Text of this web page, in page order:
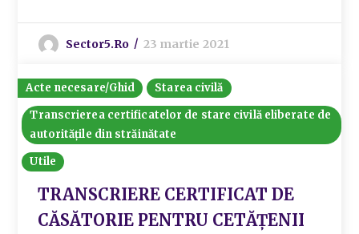
Sector5.ro 23 martie 2021
Acte necesare/Ghid
Starea civilă
Transcrierea certificatelor de stare civilă eliberate de
autoritățile din străinătate
Utile
TRANSCRIERE CERTIFICAT DE
CĂSĂTORIE PENTRU CETĂȚENII